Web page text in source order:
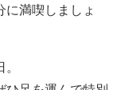
満喫しましょ